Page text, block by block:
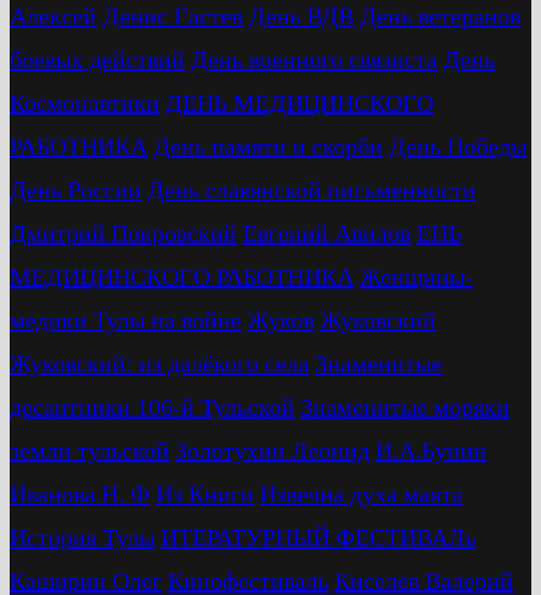
Алексей Денис Гастев День ВДВ День ветеранов
боевых действий День военного связиста День
Космонавтики ДЕНЬ МЕДИЦИНСКОГО
РАБОТНИКА День памяти и скорби День Победы
День России День славянской письменности
Дмитрий Покровский Евгений Авилов ЕНЬ
МЕДИЦИНСКОГО РАБОТНИКА Женщины-
медики Тулы на войне Жуков Жуковский
Жуковский: из далёкого села Знаменитые
десантники 106-й Тульской Знаменитые моряки
земли тульской Золотухин Леонид И.А.Бунин
Иванова Н. Ф Из Книги Извечна духа маята
История Тулы ИТЕРАТУРНЫЙ ФЕСТИВАЛь
Каширин Олег Кинофестиваль Киселев Валерий